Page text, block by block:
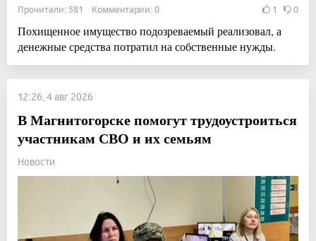
Прочитали: 581 Комментарии: 0 1 0
Похищенное имущество подозреваемый реализовал, а
денежные средства потратил на собственные нужды.
12:26, 4 авг 2026
В Магнитогорске помогут трудоустроиться
участникам СВО и их семьям
Новости